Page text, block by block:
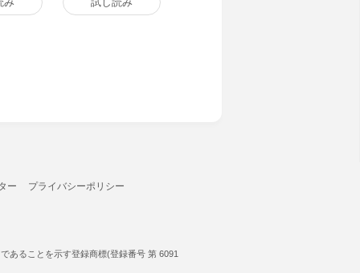
ー プライバシーポリシー
あることを示す登録商標(登録番号 第 6091